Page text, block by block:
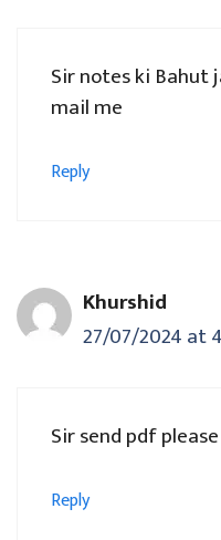
Sir notes ki Bahut
mail me
Reply
Khurshid
27/07/2024 at
Sir send pdf please
Reply